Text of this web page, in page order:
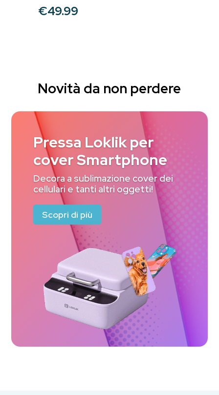
€49.99
Novità da non perdere
Pressa Loklik per
cover Smartphone
Decora a sublimazione cover dei
cellulari e tanti altri oggetti!
Scopri di più